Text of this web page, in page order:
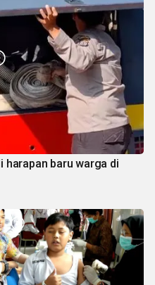
harapan baru warga di